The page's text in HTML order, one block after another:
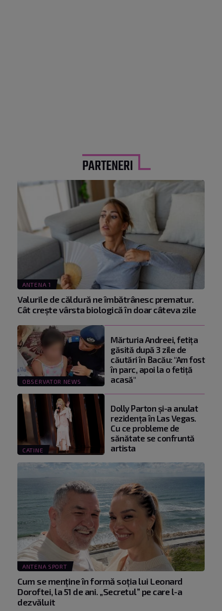
PARTENERI
ANTENA 1
Valurile de căldură ne îmbătrânesc prematur.
Cât crește vârsta biologică în doar câteva zile
OBSERVATOR NEWS
Mărturia Andreei, fetiţa
găsită după 3 zile de
căutări în Bacău: "Am fost
în parc, apoi la o fetiţă
acasă"
CATINE
Dolly Parton și-a anulat
rezidența în Las Vegas.
Cu ce probleme de
sănătate se confruntă
artista
ANTENA SPORT
Cum se menţine în formă soţia lui Leonard
Doroftei, la 51 de ani. „Secretul” pe care l-a
dezvăluit